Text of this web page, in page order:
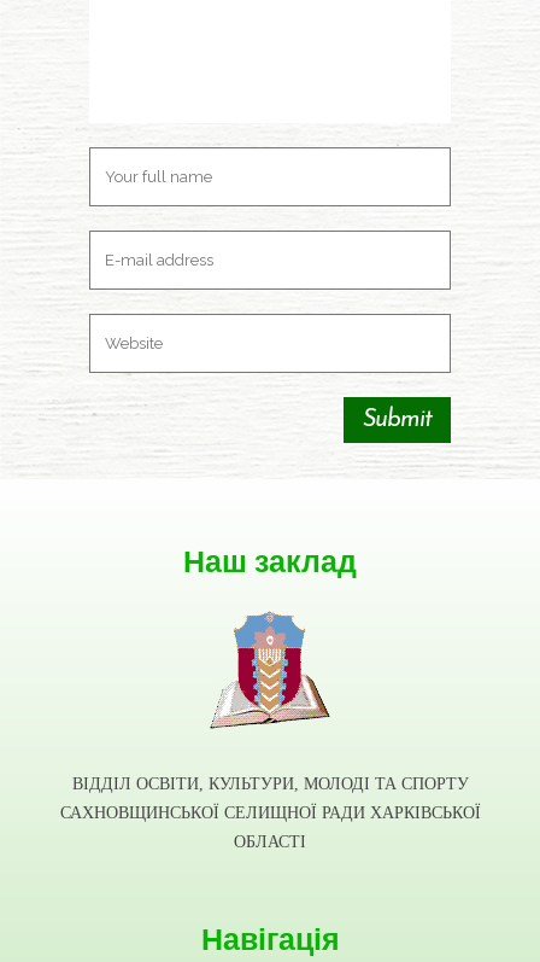
Наш заклад
ВІДДІЛ ОСВІТИ, КУЛЬТУРИ, МОЛОДІ ТА СПОРТУ
САХНОВЩИНСЬКОЇ СЕЛИЩНОЇ РАДИ ХАРКІВСЬКОЇ
ОБЛАСТІ
Навігація